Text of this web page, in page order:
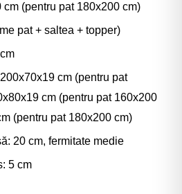
cm (pentru pat 180x200 cm)
pat + saltea + topper)
cm (pentru pat
cm (pentru pat 160x200
(pentru pat 180x200 cm)
20 cm, fermitate medie
5 cm